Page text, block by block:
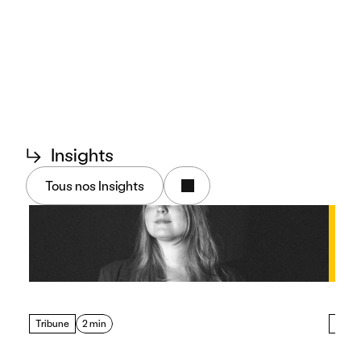
↳ Insights
Tous nos Insights
Tribune 2 min